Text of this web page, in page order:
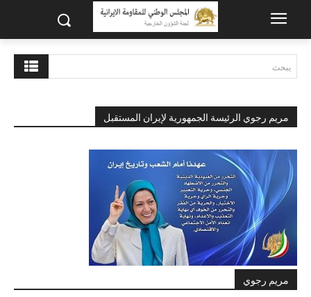
يبحث
مريم رجوي الرئيسة الجمهورية لإيران المستقبل
مريم رجوي